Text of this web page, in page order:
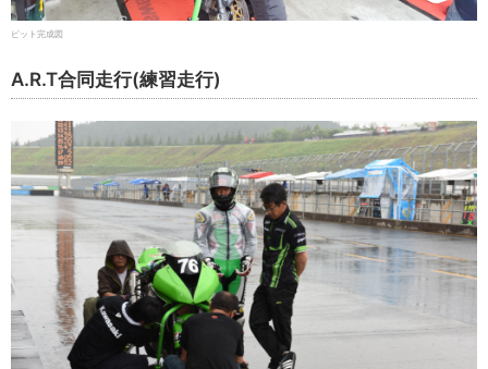
ピット完成図
A.R.T合同走行(練習走行)